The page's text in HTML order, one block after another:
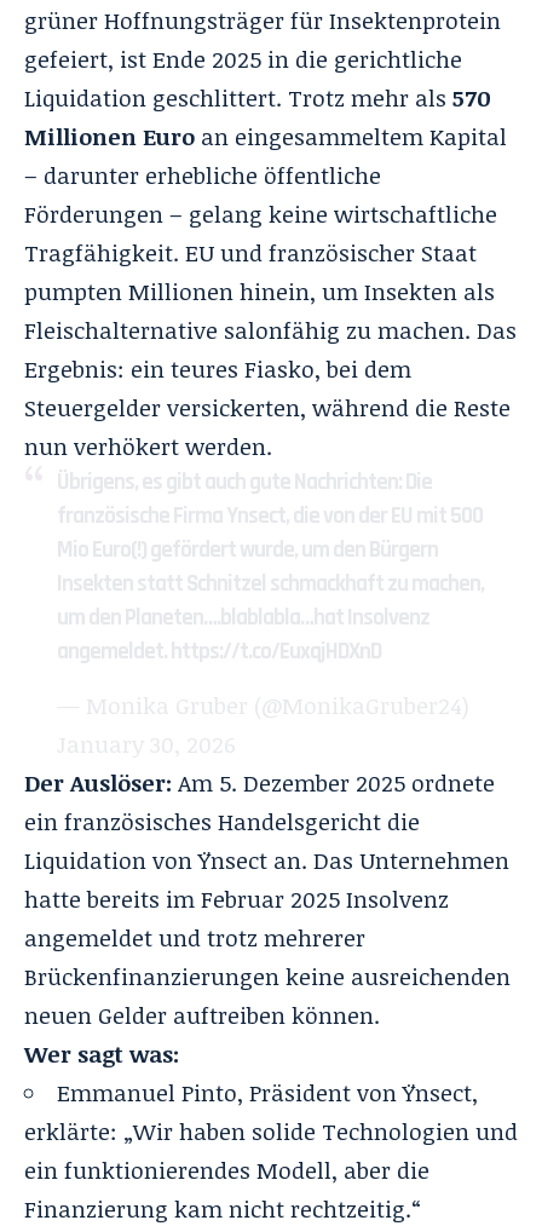
grüner Hoffnungsträger für Insektenprotein
gefeiert, ist Ende 2025 in die gerichtliche
Liquidation geschlittert. Trotz mehr als 570
Millionen Euro an eingesammeltem Kapital
– darunter erhebliche öffentliche
Förderungen – gelang keine wirtschaftliche
Tragfähigkeit. EU und französischer Staat
pumpten Millionen hinein, um Insekten als
Fleischalternative salonfähig zu machen. Das
Ergebnis: ein teures Fiasko, bei dem
Steuergelder versickerten, während die Reste
nun verhökert werden.
Übrigens, es gibt auch gute Nachrichten: Die
französische Firma Ynsect, die von der EU mit 500
Mio Euro(!) gefördert wurde, um den Bürgern
Insekten statt Schnitzel schmackhaft zu machen,
um den Planeten….blablabla…hat Insolvenz
angemeldet.https://t.co/EuxqjHDXnD
— Monika Gruber (@MonikaGruber24)
January 30, 2026
Der Auslöser: Am 5. Dezember 2025 ordnete
ein französisches Handelsgericht die
Liquidation von Ÿnsect an. Das Unternehmen
hatte bereits im Februar 2025 Insolvenz
angemeldet und trotz mehrerer
Brückenfinanzierungen keine ausreichenden
neuen Gelder auftreiben können.
Wer sagt was:
Emmanuel Pinto, Präsident von Ÿnsect,
erklärte: „Wir haben solide Technologien und
ein funktionierendes Modell, aber die
Finanzierung kam nicht rechtzeitig.“